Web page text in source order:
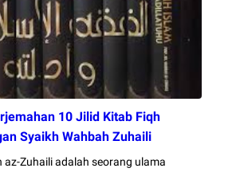
10 Jilid Kitab Fiqh
Syaikh Wahbah Zuhaili
az-Zuhaili adalah seorang ulama